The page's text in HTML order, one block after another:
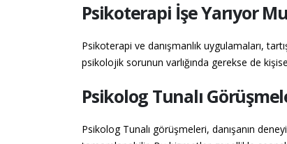
Psikoterapi İşe Yarıyor
Psikoterapi ve danışmanlık uygulamaları,
psikolojik sorunun varlığında gerekse de
Psikolog Tunalı
Psikolog Tunalı görüşmeleri, danışanın